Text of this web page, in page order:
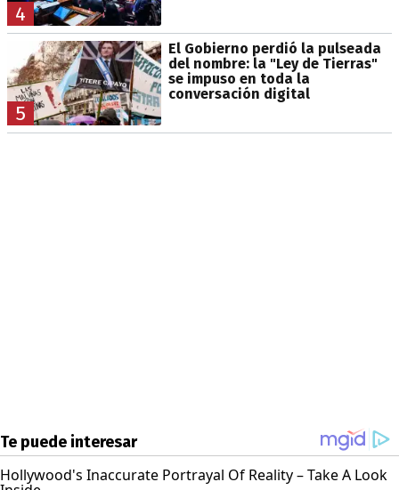
4
5
El Gobierno perdió la pulseada
del nombre: la "Ley de Tierras"
se impuso en toda la
conversación digital